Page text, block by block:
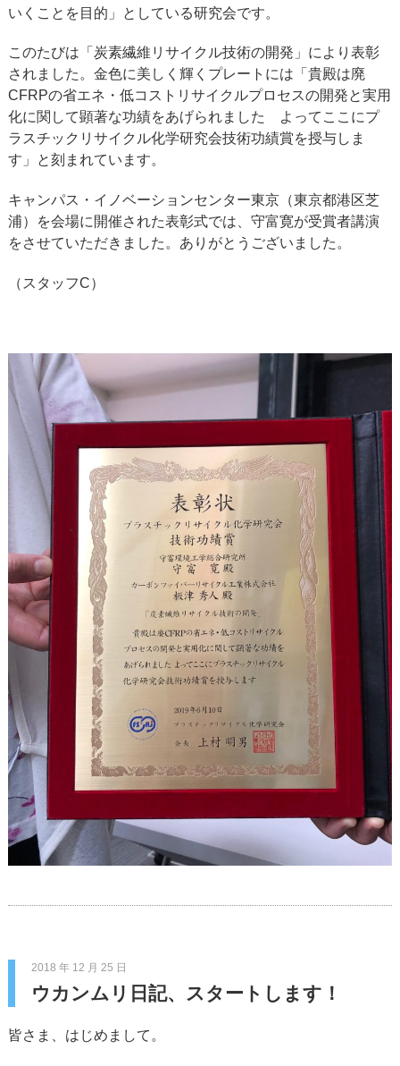
いくことを目的」としている研究会です。
このたびは「炭素繊維リサイクル技術の開発」により表彰
されました。金色に美しく輝くプレートには「貴殿は廃
CFRPの省エネ・低コストリサイクルプロセスの開発と実用
化に関して顕著な功績をあげられました よってここにプ
ラスチックリサイクル化学研究会技術功績賞を授与しま
す」と刻まれています。
キャンパス・イノベーションセンター東京（東京都港区芝
浦）を会場に開催された表彰式では、守富寛が受賞者講演
をさせていただきました。ありがとうございました。
（スタッフC）
2018 年 12 月 25 日
ウカンムリ日記、スタートします！
皆さま、はじめまして。